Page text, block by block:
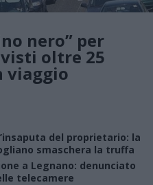
nero” per
oltre 25
viaggio
del proprietario: la
smaschera la truffa
a Legnano: denunciato
telecamere